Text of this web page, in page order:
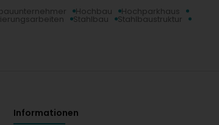
Hochbau Hochparkhaus
Stahlbau Stahlbaustruktur
Informationen